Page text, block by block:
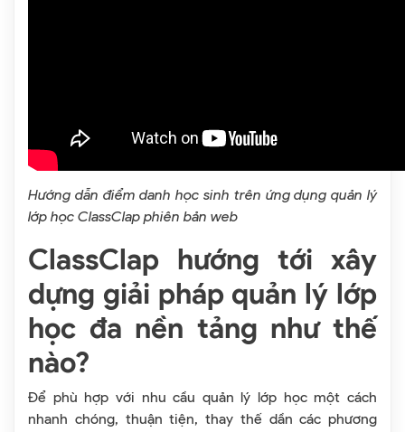
Hướng dẫn điểm danh học sinh trên ứng dụng quản lý
lớp học ClassClap phiên bản web
ClassClap hướng tới xây
dựng giải pháp quản lý lớp
học đa nền tảng như thế
nào?
Để phù hợp với nhu cầu quản lý lớp học một cách
nhanh chóng, thuận tiện, thay thế dần các phương